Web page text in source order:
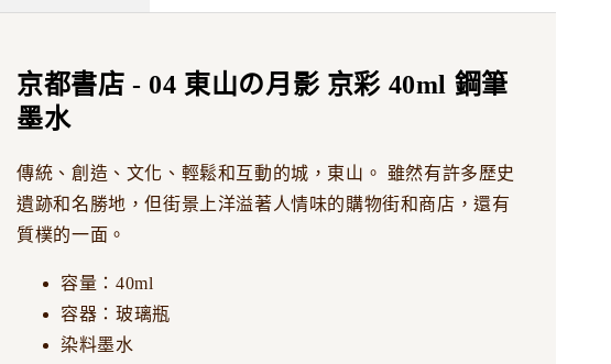
京都書店 - 04 東山の月影 京彩 40ml 鋼筆
墨水
傳統、創造、文化、輕鬆和互動的城，東山。 雖然有許多歷史
遺跡和名勝地，但街景上洋溢著人情味的購物街和商店，還有
質樸的一面。
容量：40ml
容器：玻璃瓶
染料墨水